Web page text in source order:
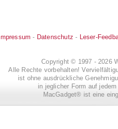
Impressum - Datenschutz - Leser-
Copyright © 1997 - 2026
Alle Rechte vorbehalten!
ist ohne ausdrückliche
in jeglicher Form auf jedem
MacGadget® ist eine